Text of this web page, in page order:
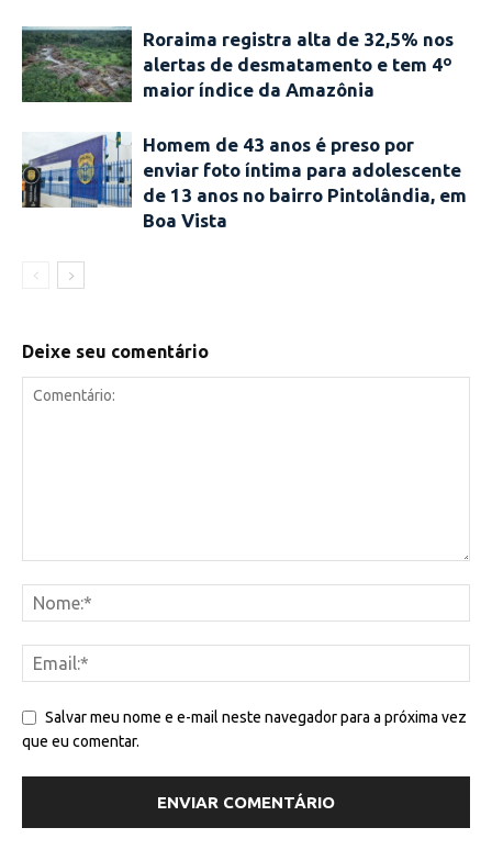
Roraima registra alta de 32,5% nos
alertas de desmatamento e tem 4º
maior índice da Amazônia
Homem de 43 anos é preso por
enviar foto íntima para adolescente
de 13 anos no bairro Pintolândia, em
Boa Vista
Deixe seu comentário
Salvar meu nome e e-mail neste navegador para a próxima vez
que eu comentar.